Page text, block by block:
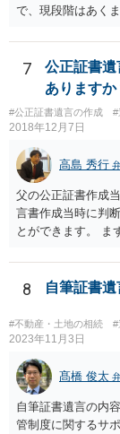
で、現段階はあく
成立となります。
産分割調停を申し
は、通常、相続人
書」を作成すると
るものです。
7
公正証書
ありますか
#公正証書遺言の作成 #
2018年12月7日
高島 秀行
父の公正証書作成
言書作成当時に判
とができます。 ま
いと思います。
8 自筆証書
#不動産・土地の相続 #
2023年11月3日
髙橋 俊太
自筆証書遺言の内
管制度に関するサ